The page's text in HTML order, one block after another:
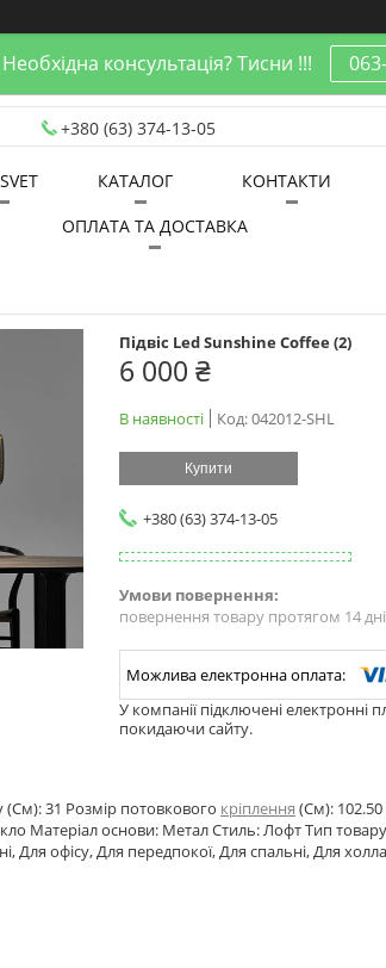
консультація? Тисни !!!
+380 (63) 374-13-05
КАТАЛОГ
КОНТАКТИ
ОПЛАТА ТА ДОСТАВКА
Підвіс Led Sunshine Coffee (2)
6 000 ₴
В наявності Код:042012-SHL
Купити
+380 (63) 374-13-05
повернення товару протягом 14
У компанії підключені
покидаючи сайту.
31 Розмір потовкового кріплення (См):
Матеріал основи: Метал Стиль: Лофт Тип
Для офісу, Для передпокої, Для спальні, Для